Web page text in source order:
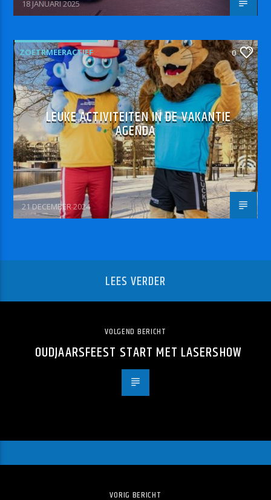
18 JANUARI 2025
ZOETRMEERACTIEF 0
LEUKE ACTIVITEITEN IN DE VAKANTIE
AGENDA
21 DECEMBER 2024
LEES VERDER
VOLGEND BERICHT
OUDJAARSFEEST START MET LASERSHOW
VORIG BERICHT